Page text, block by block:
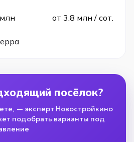
от 3.8 млн / сот.
посёлок?
— эксперт Новостройкино
подобрать варианты под